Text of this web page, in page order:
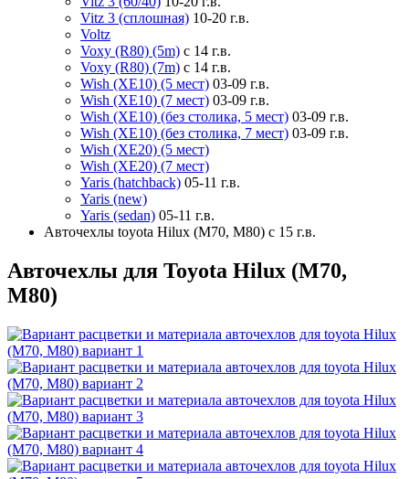
Vitz 3 (сплошная) 10-20 г.в.
Voltz
Voxy (R80) (5m) с 14 г.в.
Voxy (R80) (7m) с 14 г.в.
Wish (XE10) (5 мест) 03-09 г.в.
Wish (XE10) (7 мест) 03-09 г.в.
Wish (XE10) (без столика, 5 мест) 03-09 г.в.
Wish (XE10) (без столика, 7 мест) 03-09 г.в.
Wish (XE20) (5 мест)
Wish (XE20) (7 мест)
Yaris (hatchback) 05-11 г.в.
Yaris (new)
Yaris (sedan) 05-11 г.в.
Авточехлы toyota Hilux (M70, M80) с 15 г.в.
Авточехлы для Toyota Hilux (M70,
M80)